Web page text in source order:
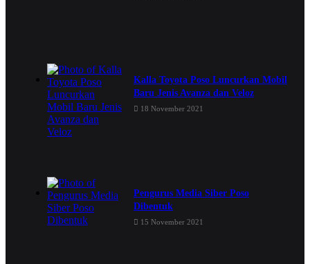
Kalla Toyota Poso Luncurkan Mobil
Baru Jenis Avanza dan Veloz
18 November 2021
Pengurus Media Siber Poso
Dibentuk
15 November 2021